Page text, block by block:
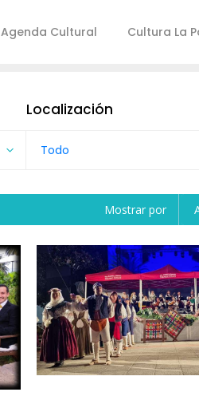
Agenda Cultural Cultura La
Localización
Todo
Mostrar por